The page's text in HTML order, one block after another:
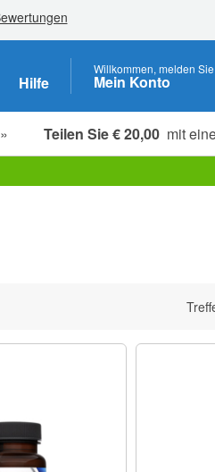
Hilfe
Willkommen, melden
Mein Konto
Teilen Sie € 20,00 mit